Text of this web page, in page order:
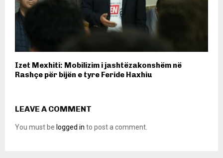
Izet Mexhiti: Mobilizim i jashtëzakonshëm në
Rashçe për bijën e tyre Feride Haxhiu
LEAVE A COMMENT
You must be logged in to post a comment.